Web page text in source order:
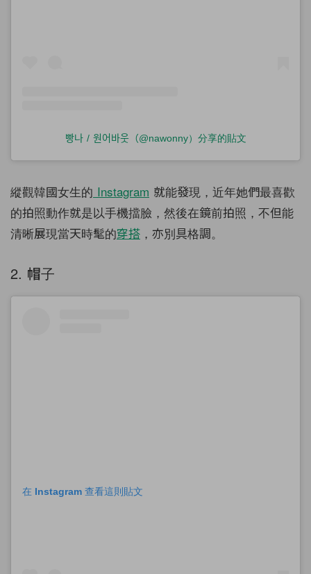
빵나 / 원어바웃（@nawonny）分享的貼文
縱觀韓國女生的 Instagram 就能發現，近年她們最喜歡
的拍照動作就是以手機擋臉，然後在鏡前拍照，不但能
清晰展現當天時髦的穿搭 ，亦別具格調。
2. 帽子
在 Instagram 查看這則貼文